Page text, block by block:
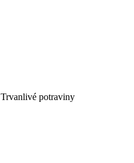
Trvanlivé potraviny